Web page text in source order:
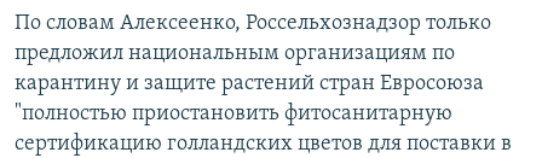
По словам Алексеенко, Россельхознадзор только
предложил национальным организациям по
карантину и защите растений стран Евросоюза
"полностью приостановить фитосанитарную
сертификацию голландских цветов для поставки в